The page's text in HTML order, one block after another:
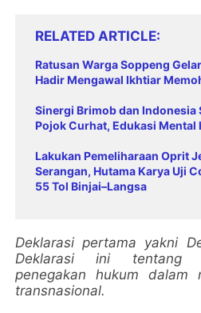
RELATED ARTICLE
Ratusan Warga Soppeng
Hadir Mengawal Ikhtiar
Sinergi Brimob dan Indonesia
Pojok Curhat, Edukasi
Lakukan Pemeliharaan Oprit
Serangan, Hutama Karya Uji
55 Tol Binjai–Langsa
Deklarasi pertama yakni
Deklarasi ini tentang
penegakan hukum dalam
transnasional.